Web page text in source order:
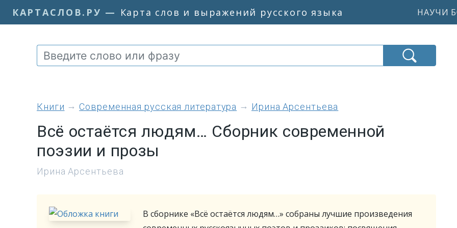
КАРТАСЛОВ.РУ — Карта слов и выражений русского языка НАУЧИ
книги Современная русская литература Ирина Арсентьева
Всё остаётся людям… Сборник современной
поэзии и прозы
Ирина Арсентьева
В сборнике «Всё остаётся людям…» собраны лучшие произведения